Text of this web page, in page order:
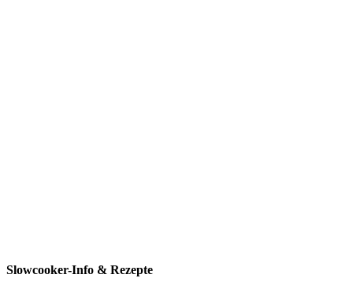
Slowcooker-Info & Rezepte